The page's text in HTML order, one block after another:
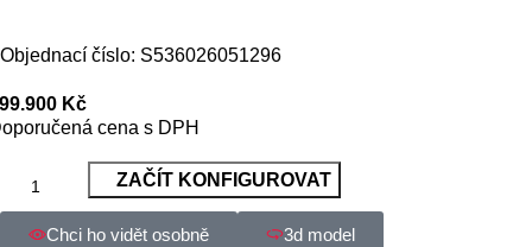
Objednací číslo: S536026051296
Kč
cena s DPH
ZAČÍT KONFIGUROVAT
Chci ho vidět osobně 3d model